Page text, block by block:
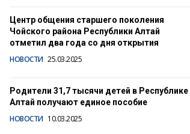
Центр общения старшего поколения
Чойского района Республики Алтай
отметил два года со дня открытия
НОВОСТИ 25.03.2025
Родители 31,7 тысячи детей в Республике
Алтай получают единое пособие
НОВОСТИ 10.03.2025